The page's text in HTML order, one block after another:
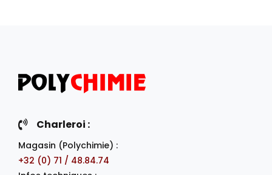
Charleroi :
Magasin (Polychimie) :
+32 (0) 71 / 48.84.74